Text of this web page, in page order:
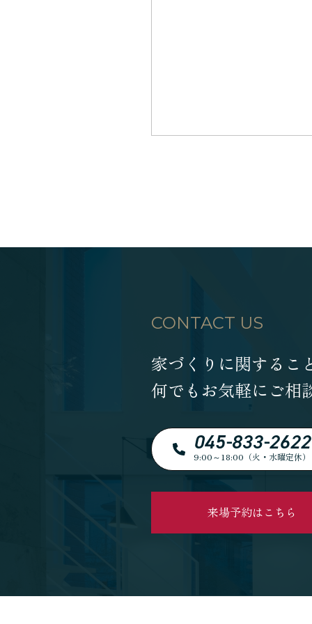
CONTACT US
家づくりに関するこ
何でもお気軽にご相
045-833-2622
9:00～18:00（火・水曜定休）
来場予約はこちら